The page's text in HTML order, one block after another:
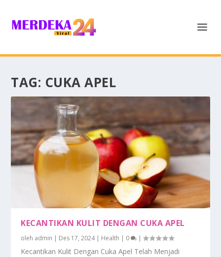
TAG: CUKA APEL
KECANTIKAN KULIT DENGAN CUKA APEL
oleh admin | Des 17, 2024| Health | 0 |
Kecantikan Kulit Dengan Cuka Apel Telah Menjadi